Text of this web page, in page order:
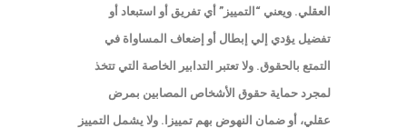
العقلي. ويعني “التمييز” أي تفريق أو استبعاد أو
تفضيل يؤدي إلي إبطال أو إضعاف المساواة في
التمتع بالحقوق. ولا تعتبر التدابير الخاصة التي تتخذ
لمجرد حماية حقوق الأشخاص المصابين بمرض
عقلي، أو ضمان النهوض بهم تمييزا. ولا يشمل التمييز